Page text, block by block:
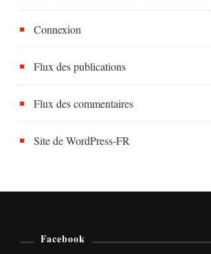
Connexion
Flux des publications
Flux des commentaires
Site de WordPress-FR
Facebook